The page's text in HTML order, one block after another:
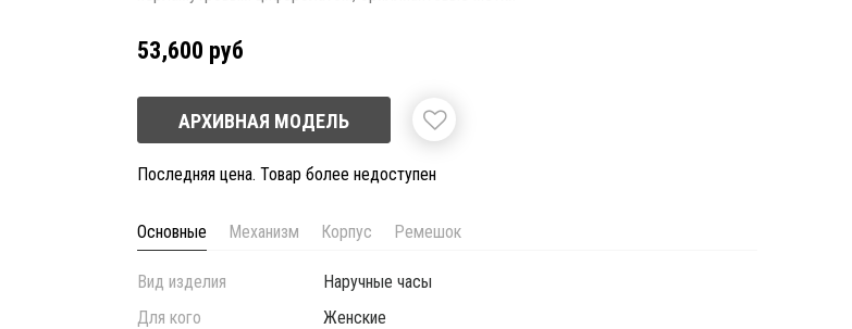
53,600 руб
АРХИВНАЯ МОДЕЛЬ
Последняя цена. Товар более недоступен
Основные Механизм Корпус Ремешок
Вид изделия
Наручные часы
Для кого
Женские